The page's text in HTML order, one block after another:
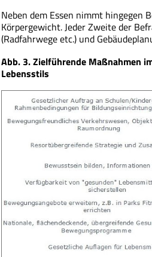
Neben dem Essen nimmt hingegen
Körpergewicht. Jeder Zweite der
(Radfahrwege etc.) und
Abb. 3. Zielführende Maßnahmen
Lebensstils